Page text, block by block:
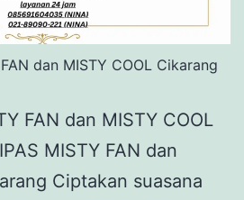
dan MISTY COOL Cikarang
FAN dan MISTY COOL
MISTY FAN dan
Ciptakan suasana